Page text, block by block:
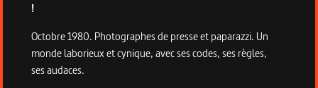
!
Octobre 1980. Photographes de presse et paparazzi. Un
monde laborieux et cynique, avec ses codes, ses règles,
ses audaces.